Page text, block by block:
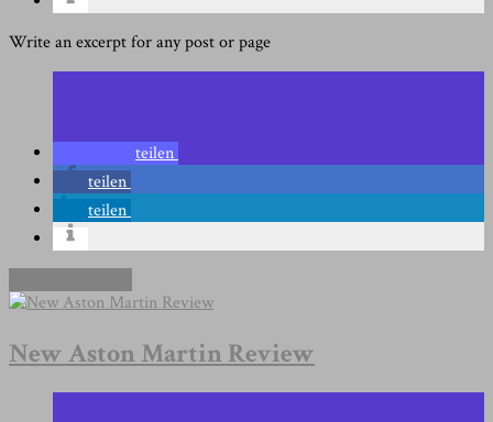
Write an excerpt for any post or page
teilen
teilen
teilen
New Aston Martin Review